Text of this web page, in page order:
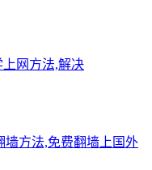
网方法,解决
墙方法,免费翻墙上国外